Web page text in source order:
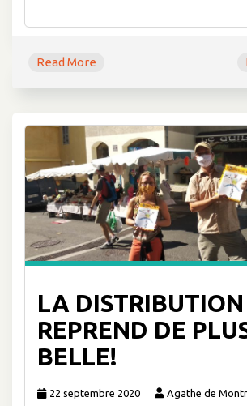
Read More
LA DISTRIBUTION
REPREND DE
BELLE!
22 septembre 2020
Agathe de